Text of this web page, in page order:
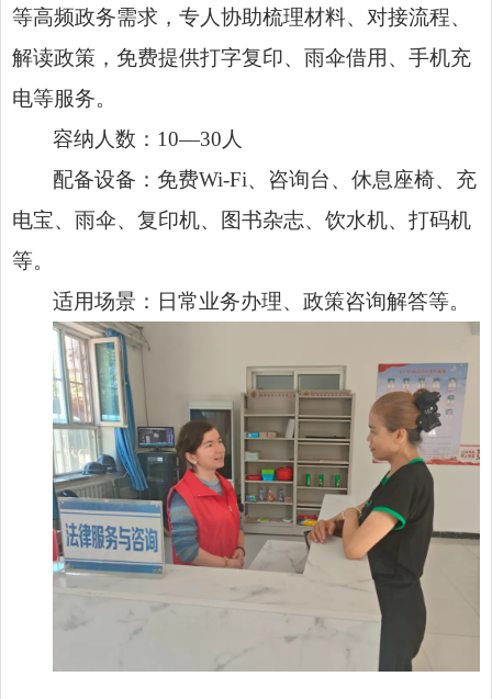
等高频政务需求，专人协助梳理材料、对接流程、
解读政策，免费提供打字复印、雨伞借用、手机充
电等服务。
容纳人数：10—30人
配备设备：免费Wi-Fi、咨询台、休息座椅、充
电宝、雨伞、复印机、图书杂志、饮水机、打码机
等。
适用场景：日常业务办理、政策咨询解答等。